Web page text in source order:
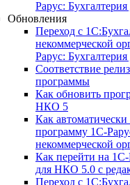
Рарус:
Обновления
Переход с
некоммерческой
Рарус:
Соответствие
программы
Как обновить
НКО 5
Как
программу 1С-
некоммерческой
Как перейти на 1С-
для НКО 5.0 с
Переход с